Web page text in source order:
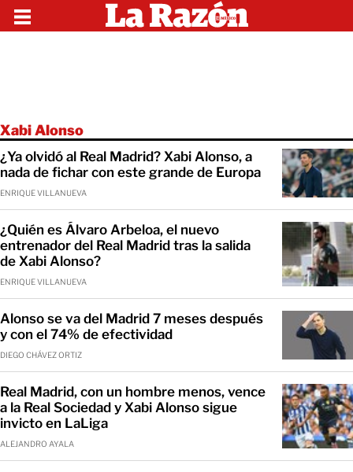
Xabi Alonso
¿Ya olvidó al Real Madrid? Xabi Alonso, a
nada de fichar con este grande de Europa
ENRIQUE VILLANUEVA
¿Quién es Álvaro Arbeloa, el nuevo
entrenador del Real Madrid tras la salida
de Xabi Alonso?
ENRIQUE VILLANUEVA
Alonso se va del Madrid 7 meses después
y con el 74% de efectividad
DIEGO CHÁVEZ ORTIZ
Real Madrid, con un hombre menos, vence
a la Real Sociedad y Xabi Alonso sigue
invicto en LaLiga
ALEJANDRO AYALA